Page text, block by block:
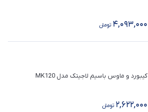
4,093,000 تومان
کیبورد و ماوس باسیم لاجیتک مدل MK120
2,622,000 تومان